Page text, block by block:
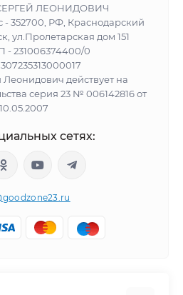
ЛЕОНИДОВИЧ
352700, РФ, Краснодарский
ул.Пролетарская дом 151
231006374400/0
Леонидович действует на
серия 23 № 006142816 от
10.05.2007
сетях: